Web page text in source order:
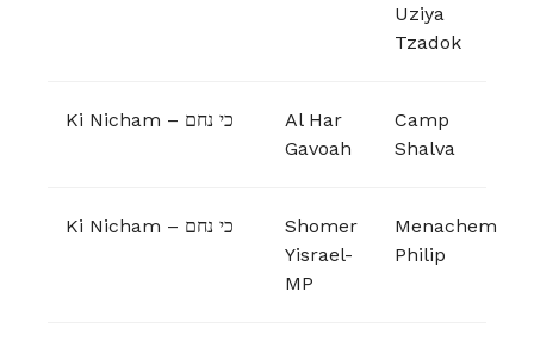
Uziya
Tzadok
Ki Nicham – כי נחם
Al Har
Gavoah
Camp
Shalva
Ki Nicham – כי נחם
Shomer
Yisrael-
MP
Menachem
Philip